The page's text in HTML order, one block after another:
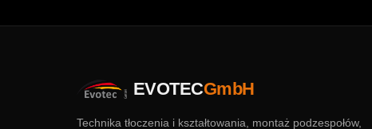
EVOTECGmbH
Technika tłoczenia i kształtowania, montaż podzespołów,